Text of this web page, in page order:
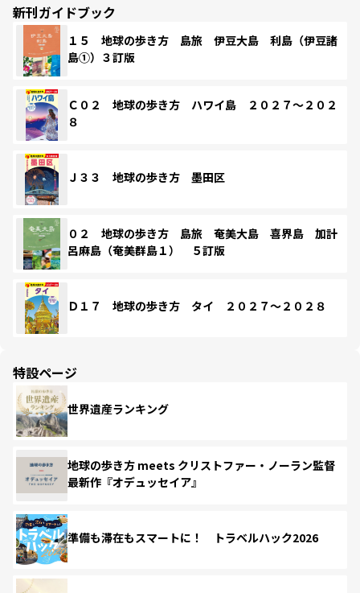
新刊ガイドブック
１５ 地球の歩き方 島旅 伊豆大島 利島（伊豆諸
島①）３訂版
Ｃ０２ 地球の歩き方 ハワイ島 ２０２７～２０２
８
Ｊ３３ 地球の歩き方 墨田区
０２ 地球の歩き方 島旅 奄美大島 喜界島 加計
呂麻島（奄美群島１） ５訂版
Ｄ１７ 地球の歩き方 タイ ２０２７～２０２８
特設ページ
世界遺産ランキング
地球の歩き方 meets クリストファー・ノーラン監督
最新作『オデュッセイア』
準備も滞在もスマートに！ トラベルハック2026